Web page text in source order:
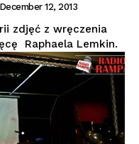
December 12, 2013
zdjęć z wręczenia
Raphaela Lemkin.